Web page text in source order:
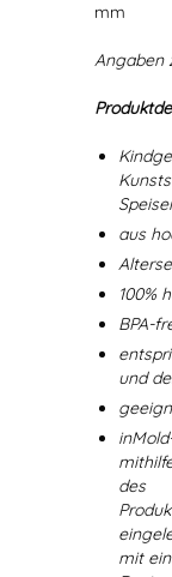
mm
Angaben
aus
100%
BPA-
und
des
mit